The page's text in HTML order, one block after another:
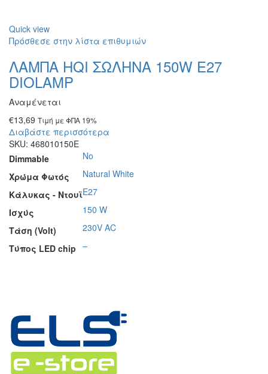
Quick view
Πρόσθεσε στην λίστα επιθυμιών
ΛΑΜΠΑ HQI ΣΩΛΗΝΑ 150W Ε27
DIOLAMP
Αναμένεται
€13,69 Τιμή με ΦΠΑ 19%
Διαβάστε περισσότερα
SKU: 468010150E
Dimmable
No
Χρώμα Φωτός
Natural White
Κάλυκας - ΝτουϊE27
Ισχύς
150 W
Τάση (Volt)
230V AC
Τύπος LED chip –